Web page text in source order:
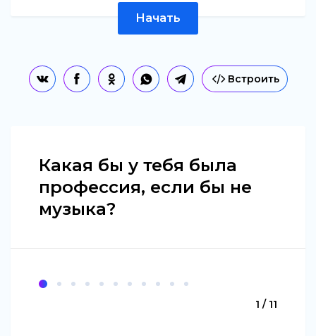
Начать
Встроить
Какая бы у тебя была
профессия, если бы не
музыка?
1 / 11